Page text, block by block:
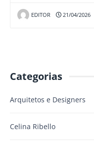
EDITOR 21/04/2026
Categorias
Arquitetos e Designers
Celina Ribello